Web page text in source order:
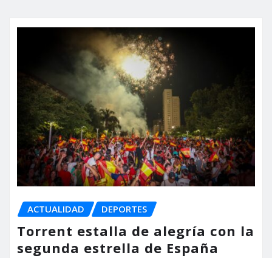
ACTUALIDAD DEPORTES
Torrent estalla de alegría con la
segunda estrella de España